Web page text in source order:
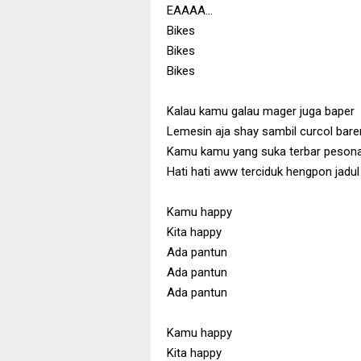
EAAAA...
Bikes
Bikes
Bikes
Kalau kamu galau mager juga baper
Lemesin aja shay sambil curcol
Kamu kamu yang suka terbar
Hati hati aww terciduk hengpon jadul
Kamu happy
Kita happy
Ada pantun
Ada pantun
Ada pantun
Kamu happy
Kita happy